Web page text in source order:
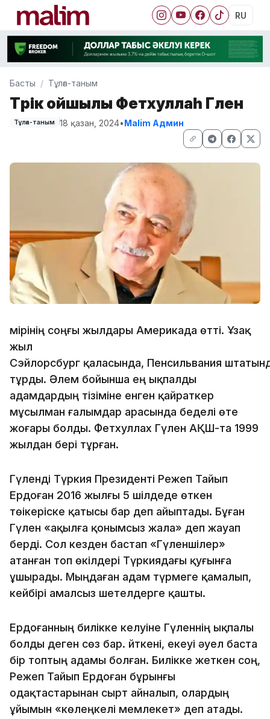
RU
Басты Тұлға-таным
Түрік ойшылы Фетхуллаһ Гүлен
Тұлға-таным 18 қазан, 2024•Malim Админ
Өмірінің соңғы жылдары Америкада өтті. Ұзақ
жыл
Сэйлорсбург қаласында, Пенсильвания
тұрды. Әлем бойынша ең ықпалды
адамдардың тізіміне енген қайраткер
мұсылман ғалымдар арасында беделі өте
жоғары болды. Фетхуллах Гүлен АҚШ-та 1999
жылдан бері тұрған.
Гүленді Түркия Президенті Режеп Тайып
Ердоған 2016 жылғы 5 шілдеде өткен
төікеріске қатысы бар деп айыптады. Бұған
Гүлен «ақылға қонымсыз жала» деп жауап
берді. Сол кезден бастап «Гүленшілер»
атанған топ өкілдері Түркиядағы қуғынға
ұшырады. Мыңдаған адам түрмеге қамалып,
кейбірі амалсыз шетелдерге қашты.
Ердоғанның билікке келуіне Гүленнің ықпалы
болды деген сөз бар. Өйткені, екеуі әуел баста
бір топтың адамы болған. Билікке жеткен соң,
Режеп Тайып Ердоған бұрынғы
одақтастарынан сырт айналып, олардың
ұйымын «көлеңкелі мемлекет» деп атады.